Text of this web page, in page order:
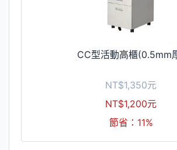
CC型活動高櫃(0.5mm
NT$1,350元
NT$1,200元
節省：11%